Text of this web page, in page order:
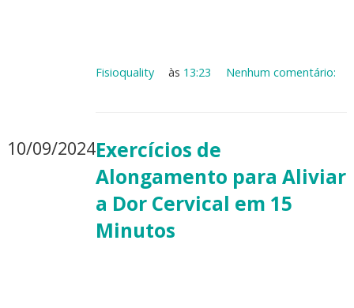
Fisioquality às 13:23 Nenhum comentário:
10/09/2024Exercícios de
Alongamento para Aliviar
a Dor Cervical em 15
Minutos